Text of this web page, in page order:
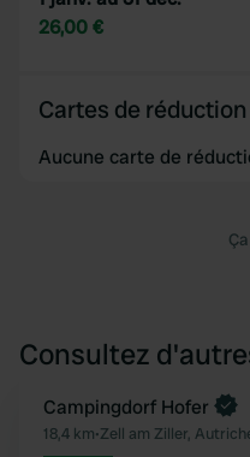
26,00 €
Cartes de réduction
Aucune carte de
Consultez
Campingdorf Hofer
18,4 km•Zell am Ziller,